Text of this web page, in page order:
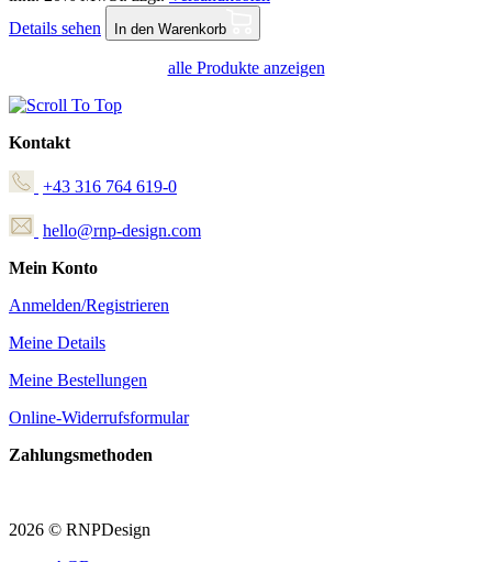
Details sehen
In den Warenkorb
alle Produkte anzeigen
Kontakt
+43 316 764 619-0
hello@rnp-design.com
Mein Konto
Anmelden/Registrieren
Meine Details
Meine Bestellungen
Online-Widerrufsformular
Zahlungsmethoden
2026 © RNPDesign